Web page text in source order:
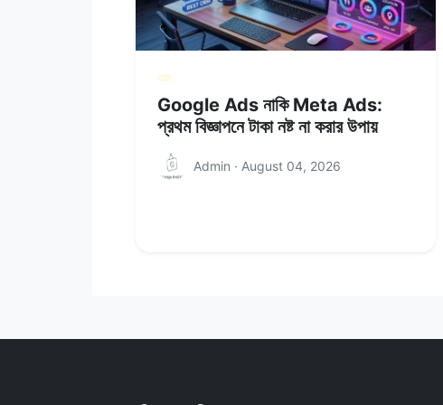
Google Ads নাকি Meta Ads:
প্রথম বিজ্ঞাপনে টাকা নষ্ট না করার উপায়
Admin · August 04, 2026